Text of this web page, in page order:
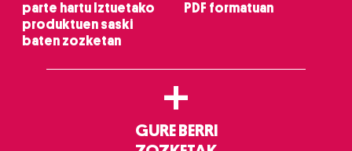
parte hartu Iztuetako
produktuen saski
baten zozketan
PDF formatuan
+
GURE BERRI